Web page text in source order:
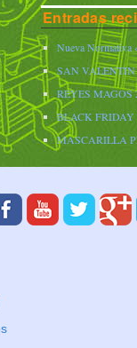
Entradas
Nueva Normativa
SAN VALENTIN
REYES MAGOS
BLACK FRIDAY
MASCARILLA